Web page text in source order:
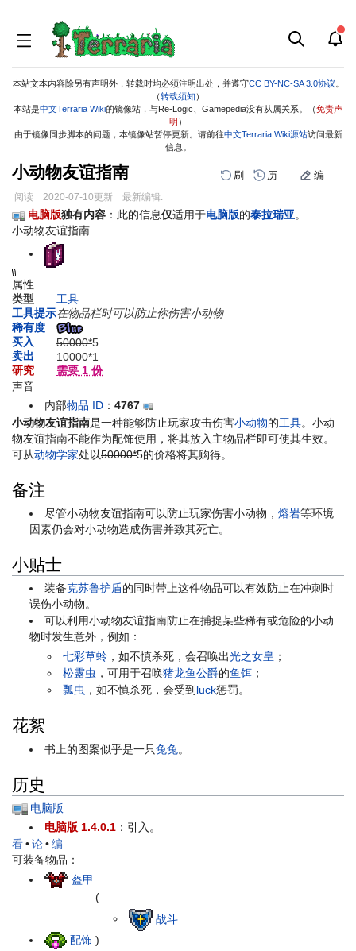
本站文本内容除另有声明外，转载时均必须注明出处，并遵守CC BY-NC-SA 3.0协议
（转载须知 ）
本站是中文Terraria Wiki的镜像站，与Re-Logic、Gamepedia没有从属关系。（免责声
明 ）
由于镜像同步脚本的问题，本镜像站暂停更新。请前往中文Terraria Wiki源站访问最新
信息。
小动物友谊指南 刷 历 编
阅读 2020-07-10更新 最新编辑:
跳
到
跳
到
电脑版独有内容 ：此的信息仅适用于电脑版的泰拉瑞亚。
小动物友谊指南
属性
类型
工具
工具提示在物品栏时可以防止你伤害小动物
稀有度
买入
50000*5
卖出
10000*1
研究
需要 1 份
声音
内部物品 ID ：4767
小动物友谊指南是一种能够防止玩家攻击伤害小动物的工具。小动
物友谊指南不能作为配饰使用，将其放入主物品栏即可使其生效。
可从动物学家处以50000*5的价格将其购得。
备注
尽管小动物友谊指南可以防止玩家伤害小动物，熔岩等环境
因素仍会对小动物造成伤害并致其死亡。
小贴士
装备克苏鲁护盾的同时带上这件物品可以有效防止在冲刺时
误伤小动物。
可以利用小动物友谊指南防止在捕捉某些稀有或危险的小动
物时发生意外，例如：
七彩草蛉，如不慎杀死，会召唤出光之女皇 ；
松露虫 ，可用于召唤猪龙鱼公爵的鱼饵；
瓢虫 ，如不慎杀死，会受到 luck惩罚。
花絮
书上的图案似乎是一只兔兔 。
历史
电脑版
电脑版 1.4.0.1 ：引入。
看•论•编
可装备物品：
盔甲
配饰
(
战斗
)